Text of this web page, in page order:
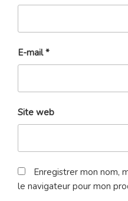
E-mail*
Site web
Enregistrer mon nom,
le navigateur pour mon